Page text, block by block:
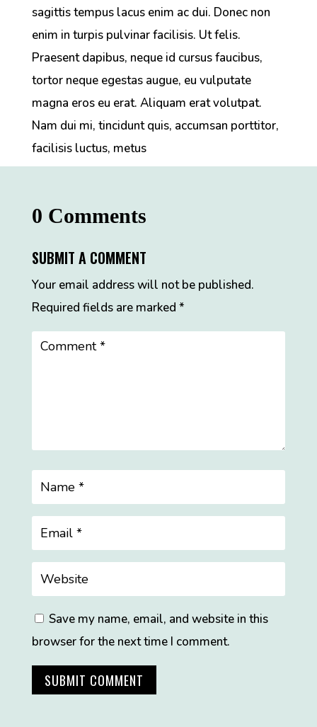
sagittis tempus lacus enim ac dui. Donec non
enim in turpis pulvinar facilisis. Ut felis.
Praesent dapibus, neque id cursus faucibus,
tortor neque egestas augue, eu vulputate
magna eros eu erat. Aliquam erat volutpat.
Nam dui mi, tincidunt quis, accumsan porttitor,
facilisis luctus, metus
0 Comments
SUBMIT A COMMENT
Your email address will not be published.
Required fields are marked *
Save my name, email, and website in this
browser for the next time I comment.
SUBMIT COMMENT